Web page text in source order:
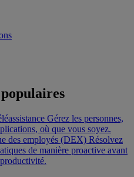
Gérez les personnes,
où que vous soyez.
des employés (DEX) Résolvez
de manière proactive avant